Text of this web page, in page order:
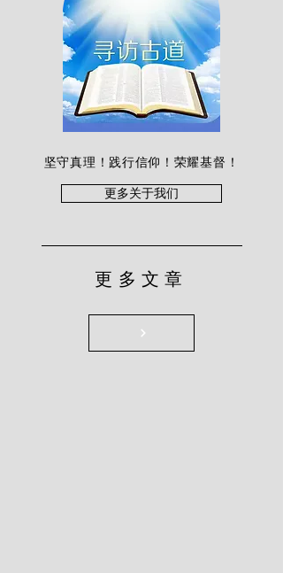
坚守真理！践行信仰！荣耀基督！
更多关于我们
更多文章